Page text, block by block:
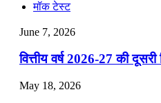
मॉक टेस्ट
Menu Menu
July 28, 2026
📝 डेली करेंट अफेयर्स: 25-27
July 25, 2026
📝 डेली करेंट अफेयर्स: 22-24
June 7, 2026
वित्तीय वर्ष 2026-27 की दूसरी
May 18, 2026